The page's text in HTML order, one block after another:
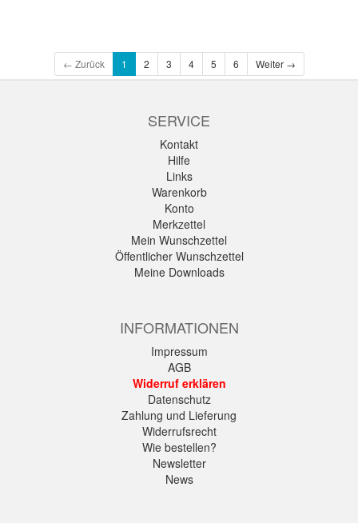
← Zurück 1 2 3 4 5 6 Weiter →
SERVICE
Kontakt
Hilfe
Links
Warenkorb
Konto
Merkzettel
Mein Wunschzettel
Öffentlicher Wunschzettel
Meine Downloads
INFORMATIONEN
Impressum
AGB
Widerruf erklären
Datenschutz
Zahlung und Lieferung
Widerrufsrecht
Wie bestellen?
Newsletter
News